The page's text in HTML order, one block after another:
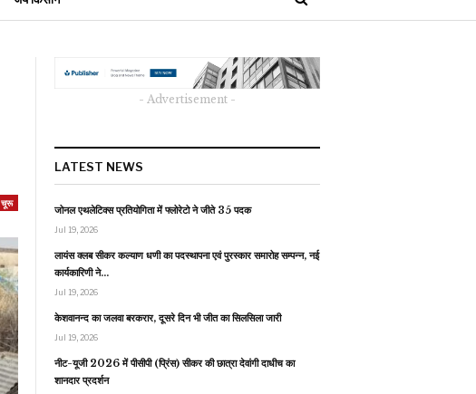
चूरू
- Advertisement -
LATEST NEWS
जोनल एथलेटिक्स प्रतियोगिता में फ्लोरेटो ने जीते 35 पदक
Jul 19, 2026
लायंस क्लब सीकर कल्याण धणी का पदस्थापना एवं पुरस्कार समारोह सम्पन्न, नई
कार्यकारिणी ने…
Jul 19, 2026
केशवानन्द का जलवा बरकरार, दूसरे दिन भी जीत का सिलसिला जारी
Jul 19, 2026
नीट-यूजी 2026 में पीसीपी (प्रिंस) सीकर की छात्रा देवांगी दाधीच का
शानदार प्रदर्शन